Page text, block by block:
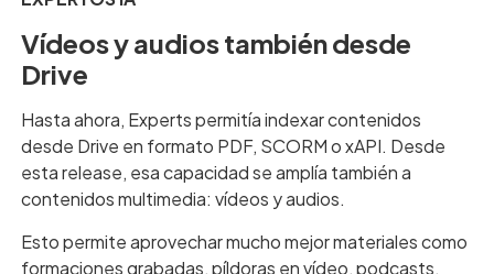
Vídeos y audios también desde
Drive
Hasta ahora, Experts permitía indexar contenidos
desde Drive en formato PDF, SCORM o xAPI. Desde
esta release, esa capacidad se amplía también a
contenidos multimedia: vídeos y audios.
Esto permite aprovechar mucho mejor materiales como
formaciones grabadas, píldoras en vídeo, podcasts,